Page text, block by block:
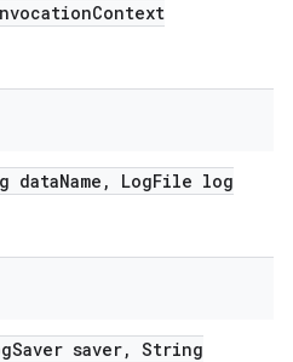
Context
dataName , LogFile log
Saver saver, String